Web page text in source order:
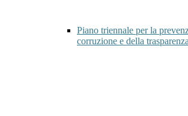
Piano triennale per la
corruzione e della trasparenza